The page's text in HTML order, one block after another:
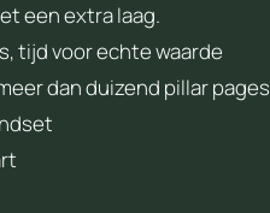
een extra laag.
tijd voor echte waarde
dan duizend pillar pages